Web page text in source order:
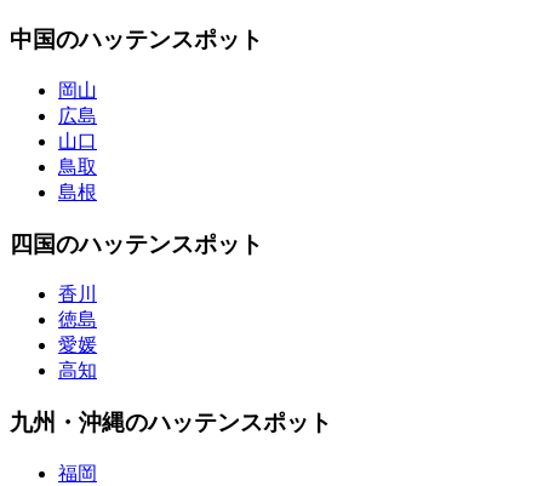
中国のハッテンスポット
岡山
広島
山口
鳥取
島根
四国のハッテンスポット
香川
徳島
愛媛
高知
九州・沖縄のハッテンスポット
福岡